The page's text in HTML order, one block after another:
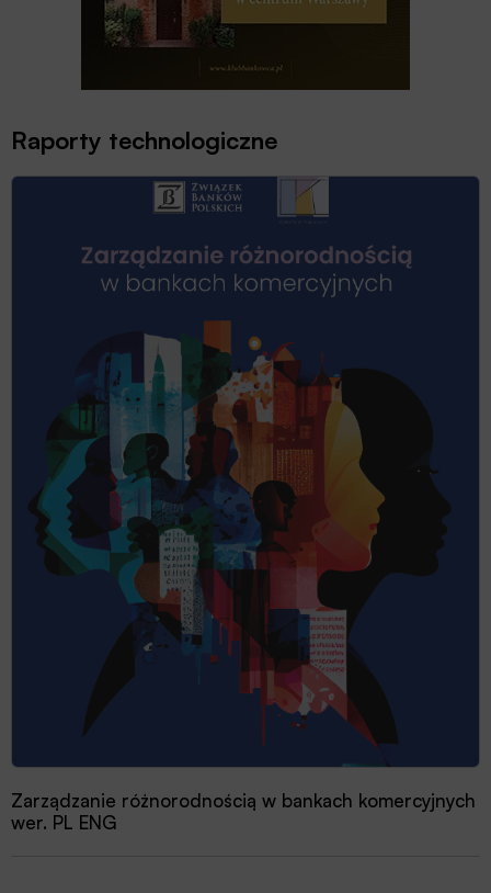
Raporty technologiczne
Zarządzanie różnorodnością w bankach komercyjnych
wer. PL ENG